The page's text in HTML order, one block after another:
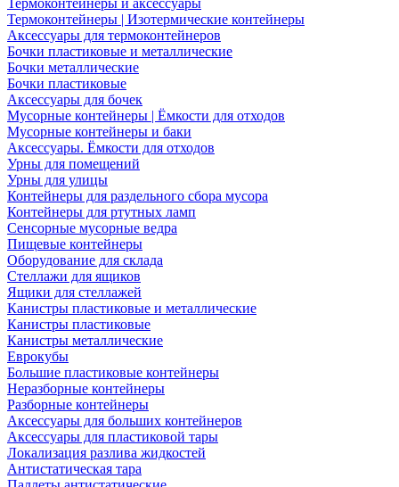
Термоконтейнеры и аксессуары
Термоконтейнеры | Изотермические контейнеры
Аксессуары для термоконтейнеров
Бочки пластиковые и металлические
Бочки металлические
Бочки пластиковые
Аксессуары для бочек
Мусорные контейнеры | Ёмкости для отходов
Мусорные контейнеры и баки
Аксессуары. Ёмкости для отходов
Урны для помещений
Урны для улицы
Контейнеры для раздельного сбора мусора
Контейнеры для ртутных ламп
Сенсорные мусорные ведра
Пищевые контейнеры
Оборудование для склада
Стеллажи для ящиков
Ящики для стеллажей
Канистры пластиковые и металлические
Канистры пластиковые
Канистры металлические
Еврокубы
Большие пластиковые контейнеры
Неразборные контейнеры
Разборные контейнеры
Аксессуары для больших контейнеров
Аксессуары для пластиковой тары
Локализация разлива жидкостей
Антистатическая тара